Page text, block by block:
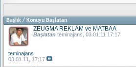
Başlık / Konuyu Başlatan
ZEUGMA REKLAM ve MATBAA
Başlatan teminajans, 03.01.11 17:17
teminajans
03.01.11, 17:17